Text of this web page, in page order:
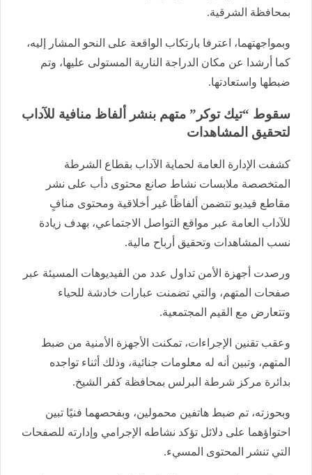
بمحافظة الشرقية.
وبمواجهتهما، اعترفا بارتكاب الواقعة على النحو المشار إليه،
كما أرشدا عن مكان الدراجة النارية المستولى عليها، وتم
ضبطها واستعادتها.
سقوط “تيك توكر” متهم بنشر ألفاظ منافية للآداب
لتحقيق المشاهدات
كشفت الإدارة العامة لحماية الآداب بقطاع الشرطة
المتخصصة ملابسات نشاط صانع محتوى دأب على نشر
مقاطع فيديو تتضمن ألفاظًا غير أخلاقية ومحتوى منافٍ
للآداب العامة عبر مواقع التواصل الاجتماعي، بهدف زيادة
نسب المشاهدات وتحقيق أرباح مالية.
ورصدت أجهزة الأمن تداول عدد من الفيديوهات المسيئة عبر
صفحات المتهم، والتي تضمنت عبارات خادشة للحياء
وتتعارض مع القيم المجتمعية.
وعقب تقنين الإجراءات، تمكنت الأجهزة الأمنية من ضبط
المتهم، وتبين أنه له معلومات جنائية، وذلك أثناء تواجده
بدائرة مركز شرطة البرلس بمحافظة كفر الشيخ.
وبحوزته، تم ضبط هاتفين محمولين، وبفحصهما فنيًا تبين
احتواؤهما على دلائل تؤكد نشاطه الإجرامي وإدارته للصفحات
التي تنشر المحتوى المسيء.